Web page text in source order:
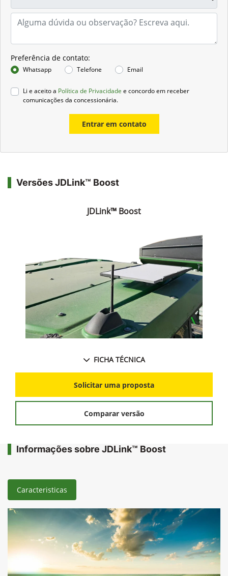
Preferência de contato:
Whatsapp Telefone Email
Li e aceito a Política de Privacidade e concordo em receber
comunicações da concessionária.
Entrar em contato
Versões JDLink™ Boost
JDLink™ Boost
FICHA TÉCNICA
Solicitar uma proposta
Comparar versão
Informações sobre JDLink™ Boost
Caracteristicas